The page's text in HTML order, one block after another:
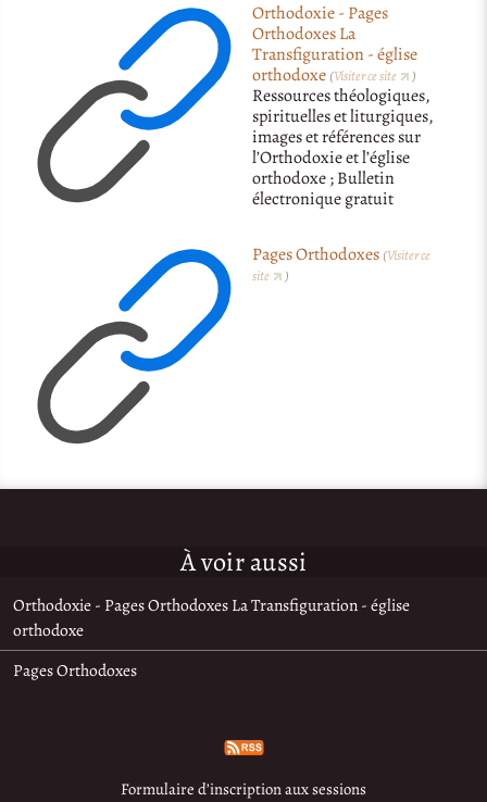
Orthodoxie - Pages
Orthodoxes La
Transfiguration - église
orthodoxe (Visiter ce site )
Ressources théologiques,
spirituelles et liturgiques,
images et références sur
l’Orthodoxie et l’église
orthodoxe ; Bulletin
électronique gratuit
Pages Orthodoxes (Visiter ce
site
)
À voir aussi
Orthodoxie - Pages Orthodoxes La Transfiguration - église
orthodoxe
Pages Orthodoxes
Formulaire d’inscription aux sessions